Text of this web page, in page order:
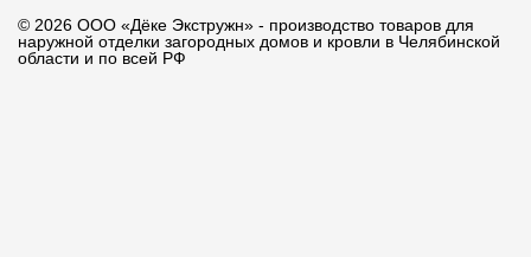
© 2026 ООО «Дёке Экстружн» - производство товаров для
наружной отделки загородных домов и кровли в Челябинской
области и по всей РФ